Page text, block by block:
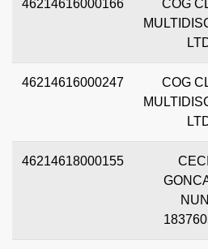
46214616000166
COG
46214616000247
COG
46214618000155